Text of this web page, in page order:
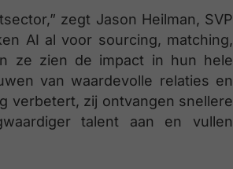
zegt Jason Heilman, SVP
AI al voor sourcing, matching,
ze zien de impact in hun hele
van waardevolle relaties en
verbetert, zij ontvangen snellere
talent aan en vullen